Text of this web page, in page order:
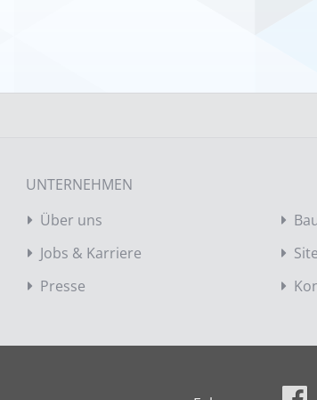
UNTERNEHMEN
Über uns
Jobs & Karriere
Presse